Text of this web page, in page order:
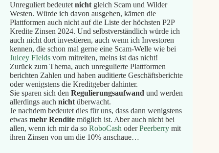
Unreguliert bedeutet nichtgleich Scam und Wilder
Westen. Würde ich davon ausgehen, kämen die
Plattformen auch nicht auf die Liste der höchsten P2P
Kredite Zinsen 2024. Und selbstverständlich würde ich
auch nicht dort investieren, auch wenn ich Investoren
kennen, die schon mal gerne eine Scam-Welle wie bei
Juicey FIeldsvorn mitreiten, meins ist das nicht!
Zurück zum Thema, auch unregulierte Plattformen
berichten Zahlen und haben auditierte Geschäftsberichte
oder wenigstens die Kreditgeber dahinter.
Sie sparen sich den Regulierungsaufwand und werden
allerdings auch nichtüberwacht.
Je nachdem bedeutet dies für uns, dass dann wenigstens
etwas mehr Rendite möglich ist. Aber auch nicht bei
allen, wenn ich mir da so RoboCash oderPeerberrymit
ihren Zinsen von um die 10% anschaue…